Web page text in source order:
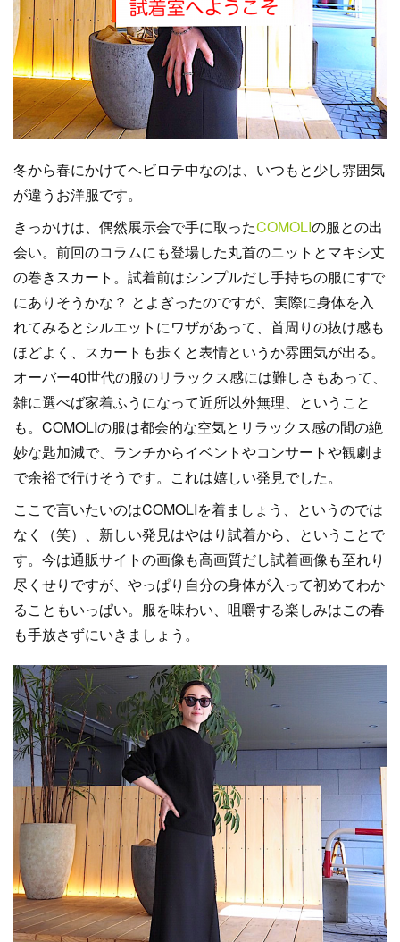
冬から春にかけてヘビロテ中なのは、いつもと少し雰囲気
が違うお洋服です。
きっかけは、偶然展示会で手に取ったCOMOLIの服との出
会い。前回のコラムにも登場した丸首のニットとマキシ丈
の巻きスカート。試着前はシンプルだし手持ちの服にすで
にありそうかな？ とよぎったのですが、実際に身体を入
れてみるとシルエットにワザがあって、首周りの抜け感も
ほどよく、スカートも歩くと表情というか雰囲気が出る。
オーバー40世代の服のリラックス感には難しさもあって、
雑に選べば家着ふうになって近所以外無理、ということ
も。COMOLIの服は都会的な空気とリラックス感の間の絶
妙な匙加減で、ランチからイベントやコンサートや観劇ま
で余裕で行けそうです。これは嬉しい発見でした。
ここで言いたいのはCOMOLIを着ましょう、というのでは
なく（笑）、新しい発見はやはり試着から、ということで
す。今は通販サイトの画像も高画質だし試着画像も至れり
尽くせりですが、やっぱり自分の身体が入って初めてわか
ることもいっぱい。服を味わい、咀嚼する楽しみはこの春
も手放さずにいきましょう。